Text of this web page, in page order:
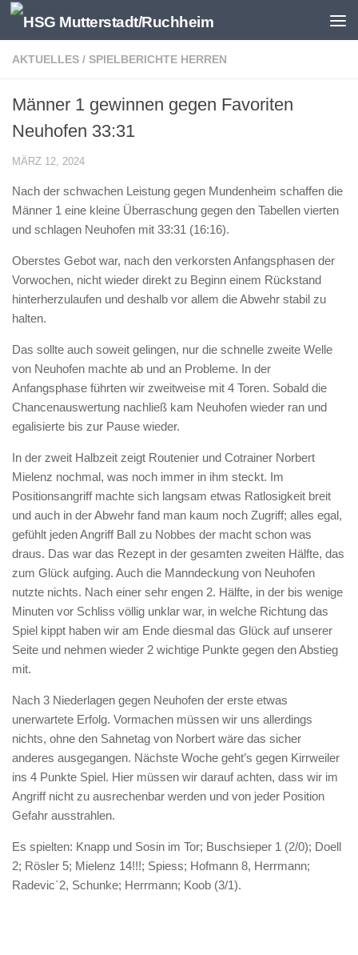
Zum Inhalt springen
AKTUELLES / SPIELBERICHTE HERREN
Männer 1 gewinnen gegen Favoriten
Neuhofen 33:31
MÄRZ 12, 2024
Nach der schwachen Leistung gegen Mundenheim schaffen die
Männer 1 eine kleine Überraschung gegen den Tabellen vierten
und schlagen Neuhofen mit 33:31 (16:16).
Oberstes Gebot war, nach den verkorsten Anfangsphasen der
Vorwochen, nicht wieder direkt zu Beginn einem Rückstand
hinterherzulaufen und deshalb vor allem die Abwehr stabil zu
halten.
Das sollte auch soweit gelingen, nur die schnelle zweite Welle
von Neuhofen machte ab und an Probleme. In der
Anfangsphase führten wir zweitweise mit 4 Toren. Sobald die
Chancenauswertung nachließ kam Neuhofen wieder ran und
egalisierte bis zur Pause wieder.
In der zweit Halbzeit zeigt Routenier und Cotrainer Norbert
Mielenz nochmal, was noch immer in ihm steckt. Im
Positionsangriff machte sich langsam etwas Ratlosigkeit breit
und auch in der Abwehr fand man kaum noch Zugriff; alles egal,
gefühlt jeden Angriff Ball zu Nobbes der macht schon was
draus. Das war das Rezept in der gesamten zweiten Hälfte, das
zum Glück aufging. Auch die Manndeckung von Neuhofen
nutzte nichts. Nach einer sehr engen 2. Hälfte, in der bis wenige
Minuten vor Schliss völlig unklar war, in welche Richtung das
Spiel kippt haben wir am Ende diesmal das Glück auf unserer
Seite und nehmen wieder 2 wichtige Punkte gegen den Abstieg
mit.
Nach 3 Niederlagen gegen Neuhofen der erste etwas
unerwartete Erfolg. Vormachen müssen wir uns allerdings
nichts, ohne den Sahnetag von Norbert wäre das sicher
anderes ausgegangen. Nächste Woche geht’s gegen Kirrweiler
ins 4 Punkte Spiel. Hier müssen wir darauf achten, dass wir im
Angriff nicht zu ausrechenbar werden und von jeder Position
Gefahr ausstrahlen.
Es spielten: Knapp und Sosin im Tor; Buschsieper 1 (2/0); Doell
2; Rösler 5; Mielenz 14!!!; Spiess; Hofmann 8, Herrmann;
Radevic´2, Schunke; Herrmann; Koob (3/1).